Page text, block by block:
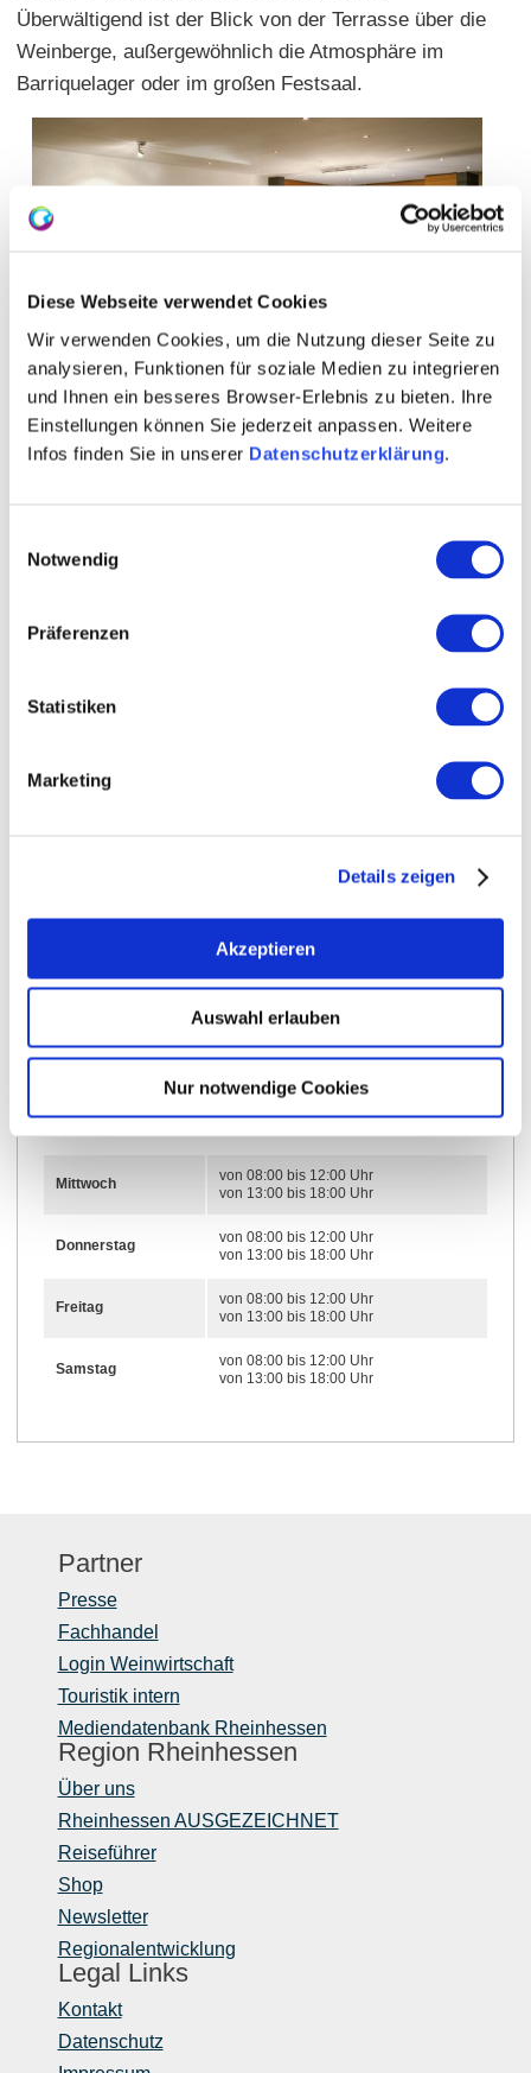
Diese Webseite verwendet Cookies
Wir verwenden Cookies, um die Nutzung dieser Seite zu
analysieren, Funktionen für soziale Medien zu integrieren
und Ihnen ein besseres Browser-Erlebnis zu bieten. Ihre
Einstellungen können Sie jederzeit anpassen. Weitere
Infos finden Sie in unserer Datenschutzerklärung.
Notwendig
Präferenzen
Statistiken
Marketing
Details zeigen
Akzeptieren
Auswahl erlauben
Nur notwendige Cookies
Überwältigend ist der Blick von der Terrasse über die
Weinberge, außergewöhnlich die Atmosphäre im
Barriquelager oder im großen Festsaal.
+ 1 weiteres
Öffnungszeiten
13.04.2018 bis 31.12.2026
Montag
von 08:00 bis 12:00 Uhr
Dienstag
von 08:00 bis 12:00 Uhr
Mittwoch
von 08:00 bis 12:00 Uhr
von 13:00 bis 18:00 Uhr
Donnerstag
von 08:00 bis 12:00 Uhr
von 13:00 bis 18:00 Uhr
Freitag
von 08:00 bis 12:00 Uhr
von 13:00 bis 18:00 Uhr
Samstag
von 08:00 bis 12:00 Uhr
von 13:00 bis 18:00 Uhr
Partner
Presse
Fachhandel
Login Weinwirtschaft
Touristik intern
Mediendatenbank Rheinhessen
Region Rheinhessen
Über uns
Rheinhessen AUSGEZEICHNET
Reiseführer
Shop
Newsletter
Regionalentwicklung
Legal Links
Kontakt
Datenschutz